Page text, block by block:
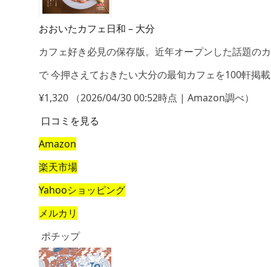
おおいたカフェ日和 – 大分
カフェ好き必見の保存版。近年オープンした話題の
で 今押さえておきたい大分の最旬カフェを100軒掲
¥1,320
（2026/04/30 00:52時点 | Amazon調べ）
口コミを見る
Amazon
楽天市場
Yahooショッピング
メルカリ
ポチップ